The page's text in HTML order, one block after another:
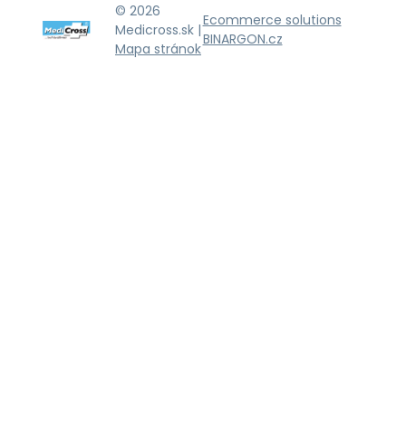
© 2026
Medicross.sk |
Mapa stránok
Ecommerce solutions
BINARGON.cz